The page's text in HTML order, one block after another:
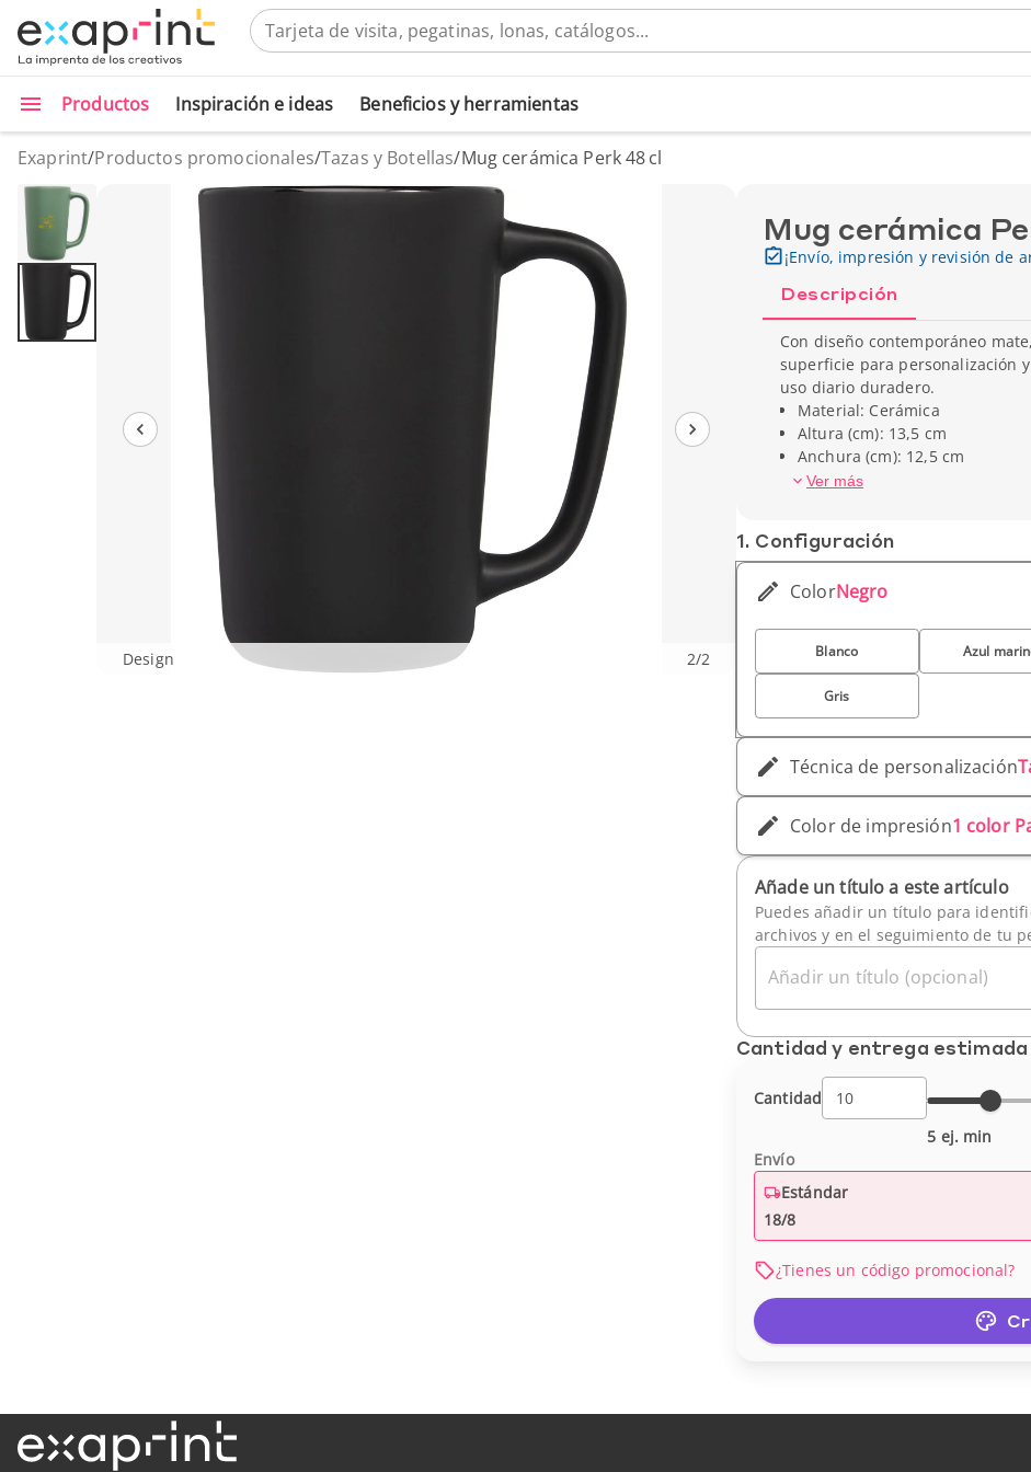
Productos Inspiración e ideas Beneficios y herramientas
Exaprint/Productos promocionales/Tazas y Botellas/Mug cerámica Perk 48 cl
Design 2/2
Mug cerámica
¡Envío, impresión y revisión de
Descripción
Con diseño contemporáneo
superficie para personalización
uso diario duradero.
Material: Cerámica
Altura (cm): 13,5 cm
Anchura (cm): 12,5 cm
Capacidad: 48 cl
Ver más
1. Conf­iguración
ColorNegro
Blanco Azul
Gris
Técnica de personalización
Color de impresión1 color
Añade un título a este artículo
Puedes añadir un título para
archivos y en el seguimiento de tu
Añadir un título (opcional)
Cantidad y entrega estimada
Cantidad
5 ej. min
Envío
Estándar
18/8
¿Tienes un código promocional?